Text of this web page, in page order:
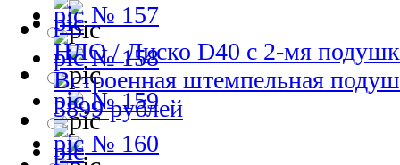
№ 157
№ 158
№ 159
№ 160
НЛО / Диско D40 с 2-мя
Встроенная штемпельная
3899 рублей